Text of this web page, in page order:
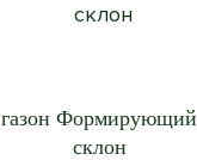
газон Формирующий
склон